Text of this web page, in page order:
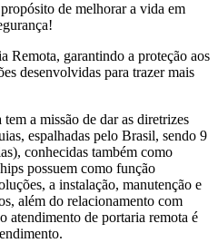
de melhorar a vida em
Remota, garantindo a proteção aos
desenvolvidas para trazer mais
a missão de dar as diretrizes
espalhadas pelo Brasil, sendo 9
conhecidas também como
possuem como função
a instalação, manutenção e
além do relacionamento com
atendimento de portaria remota é